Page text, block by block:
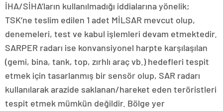
İHA/SİHA’ların kullanılmadığı iddialarına yönelik;
TSK’ne teslim edilen 1 adet MİLSAR mevcut olup,
denemeleri, test ve kabul işlemleri devam etmektedir.
SARPER radarı ise konvansiyonel harpte karşılaşılan
(gemi, bina, tank, top, zırhlı araç vb.) hedefleri tespit
etmek için tasarlanmış bir sensör olup, SAR radarı
kullanılarak arazide saklanan/hareket eden teröristleri
tespit etmek mümkün değildir. Bölge yer